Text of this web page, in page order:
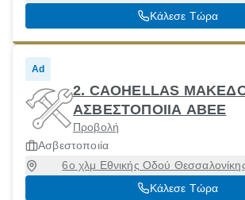
Κάλεσε Τώρα
Ad
2. CAOHELLAS
ΑΣΒΕΣΤΟΠΟΙΙΑ ΑΒΕΕ
Προβολή
Ασβεστοποιία
6ο χλμ Εθνικής Οδού
Ωραιόκαστρο, Θεσσαλονίκη,
Κάλεσε Τώρα